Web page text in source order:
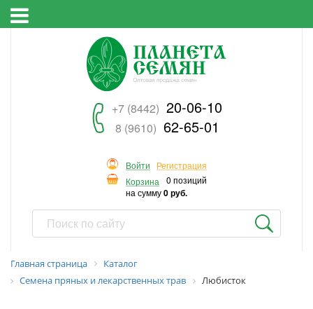
+7 (8442) 20-06-10
8 (9610) 62-65-01
Войти
Регистрация
Корзина
0 позиций
на сумму0 руб.
Главная страница
Каталог
Семена пряных и лекарственных трав
Любисток